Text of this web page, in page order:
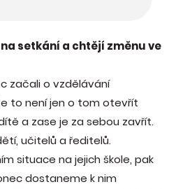
setkání a chtějí změnu ve
začali o vzdělávání
to není jen o tom otevřít
a zase je za sebou zavřít.
učitelů a ředitelů.
situace na jejich škole, pak
dostaneme k nim